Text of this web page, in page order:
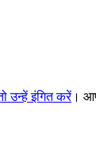
उन्हें इंगित करें।